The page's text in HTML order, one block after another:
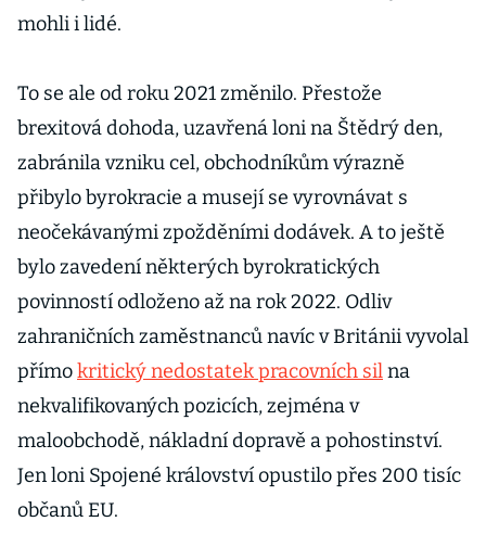
mohli i lidé.
To se ale od roku 2021 změnilo. Přestože
brexitová dohoda, uzavřená loni na Štědrý den,
zabránila vzniku cel, obchodníkům výrazně
přibylo byrokracie a musejí se vyrovnávat s
neočekávanými zpožděními dodávek. A to ještě
bylo zavedení některých byrokratických
povinností odloženo až na rok 2022. Odliv
zahraničních zaměstnanců navíc v Británii vyvolal
přímokritický nedostatek pracovních silna
nekvalifikovaných pozicích, zejména v
maloobchodě, nákladní dopravě a pohostinství.
Jen loni Spojené království opustilo přes 200 tisíc
občanů EU.